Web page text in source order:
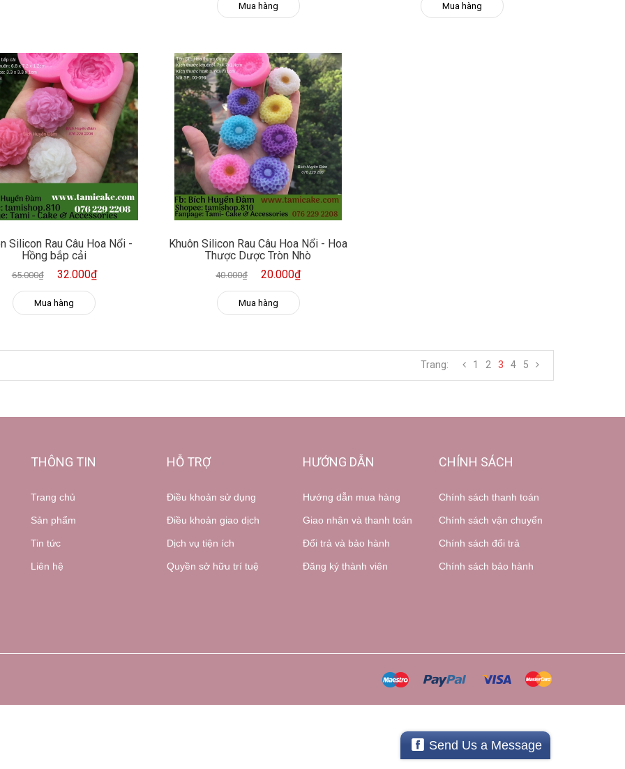
Mua hàng Mua hàng
Silicon Rau Câu Hoa Nổi -
Hồng bắp cải
65.000₫ 32.000₫
Mua hàng
Khuôn Silicon Rau Câu Hoa Nổi - Hoa
Thược Dược Tròn Nhò
40.000₫ 20.000₫
Mua hàng
Trang: 1 2 3 4 5
THÔNG TIN
Trang chủ
Sản phẩm
Tin tức
Liên hệ
HỖ TRỢ
Điều khoản sử dụng
Điều khoản giao dịch
Dịch vụ tiện ích
Quyền sở hữu trí tuệ
HƯỚNG DẪN
Hướng dẫn mua hàng
Giao nhận và thanh toán
Đổi trả và bảo hành
Đăng ký thành viên
CHÍNH SÁCH
Chính sách thanh toán
Chính sách vận chuyển
Chính sách đổi trả
Chính sách bảo hành
Send Us a Message